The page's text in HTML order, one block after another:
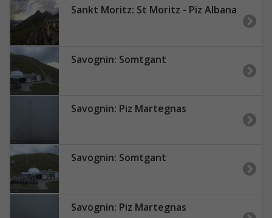
Sankt Moritz: St Moritz - Piz Albana
Savognin: Somtgant
Savognin: Piz Martegnas
Savognin: Somtgant
Savognin: Piz Martegnas